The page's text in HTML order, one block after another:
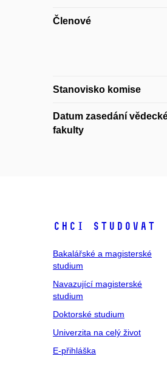
Členové
Stanovisko komise
Datum zasedání
fakulty
Chci studovat
Bakalářské a magisterské
studium
Navazující magisterské
studium
Doktorské studium
Univerzita na celý život
E-přihláška